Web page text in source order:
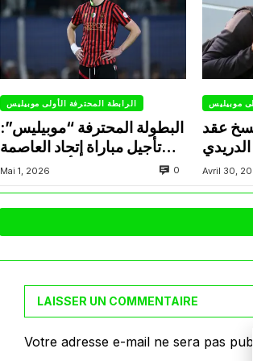
الرابطة المحترفة الأولى موبيليس
البطولة المحترفة “موبيليس”:
تأجيل مباراة إتحاد العاصمة
وأتلتيك بارادو
Mai 1, 2026 0
موبيليس
عقد
Avril 30,
LAISSER UN COMMENTAIRE
Votre adresse e-mail ne sera pas